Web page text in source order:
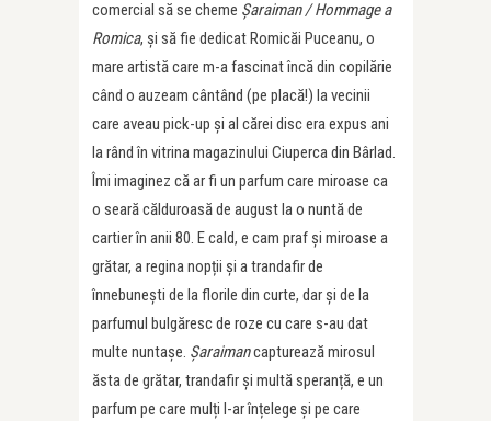
comercial să se cheme Șaraiman / Hommage a
Romica, și să fie dedicat Romicăi Puceanu, o
mare artistă care m-a fascinat încă din copilărie
când o auzeam cântând (pe placă!) la vecinii
care aveau pick-up și al cărei disc era expus ani
la rând în vitrina magazinului Ciuperca din Bârlad.
Îmi imaginez că ar fi un parfum care miroase ca
o seară călduroasă de august la o nuntă de
cartier în anii 80. E cald, e cam praf și miroase a
grătar, a regina nopții și a trandafir de
înnebunești de la florile din curte, dar și de la
parfumul bulgăresc de roze cu care s-au dat
multe nuntașe. Șaraimancapturează mirosul
ăsta de grătar, trandafir și multă speranță, e un
parfum pe care mulți l-ar înțelege și pe care